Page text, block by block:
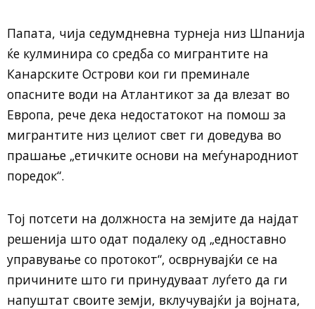
Папата, чија седумдневна турнеја низ Шпанија
ќе кулминира со средба со мигрантите на
Канарските Острови кои ги преминале
опасните води на Атлантикот за да влезат во
Европа, рече дека недостатокот на помош за
мигрантите низ целиот свет ги доведува во
прашање „етичките основи на меѓународниот
поредок“.
Тој потсети на должноста на земјите да најдат
решенија што одат подалеку од „едноставно
управување со протокот“, осврнувајќи се на
причините што ги принудуваат луѓето да ги
напуштат своите земји, вклучувајќи ја војната,